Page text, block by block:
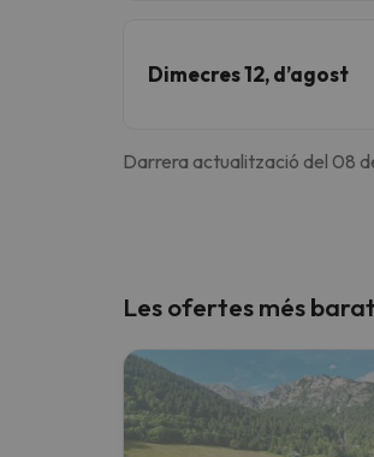
Dimecres 12, d’agost
Darrera actualització del 08
Les ofertes més